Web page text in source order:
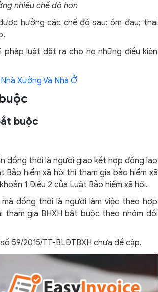
nhiều chế độ hơn
hưởng các chế độ sau: ốm đau; thai
luật đặt ra cho họ những điều kiện
Xưởng Và Nhà Ở
buộc
đồng thời là người giao kết hợp đồng lao
Bảo hiểm xã hội thì tham gia bảo hiểm xã
1 Điều 2 của Luật Bảo hiểm xã hội.
đồng thời là người làm việc theo hợp
gia BHXH bắt buộc theo nhóm đối
59/2015/TT-BLĐTBXH chưa đề cập.